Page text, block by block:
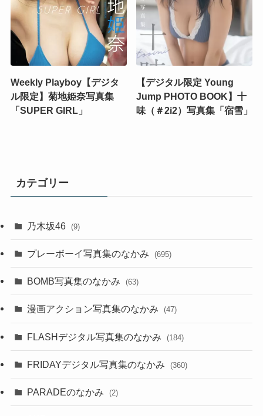
Weekly Playboy【デジタ
ル限定】菊地姫奈写真集
「SUPER GIRL」
【デジタル限定 Young
Jump PHOTO BOOK】十
味（＃2i2）写真集「宿雪」
カテゴリー
乃木坂46 (9)
プレーボーイ写真集のなかみ (695)
BOMB写真集のなかみ (63)
漫画アクション写真集のなかみ (47)
FLASHデジタル写真集のなかみ (184)
FRIDAYデジタル写真集のなかみ (360)
PARADEのなかみ (2)